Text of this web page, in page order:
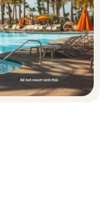
ích thiết yếu trong